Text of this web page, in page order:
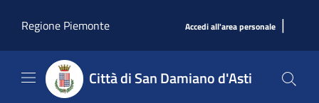
Regione Piemonte
Accedi all'area personale |
Città di San Damiano d'Asti